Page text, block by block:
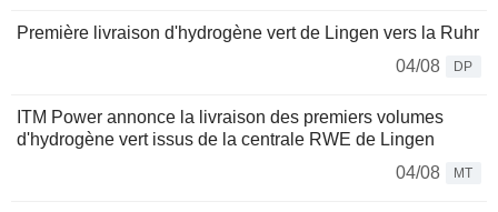
Première livraison d'hydrogène vert de Lingen vers la Ruhr
04/08
DP
ITM Power annonce la livraison des premiers volumes
d'hydrogène vert issus de la centrale RWE de Lingen
04/08
MT